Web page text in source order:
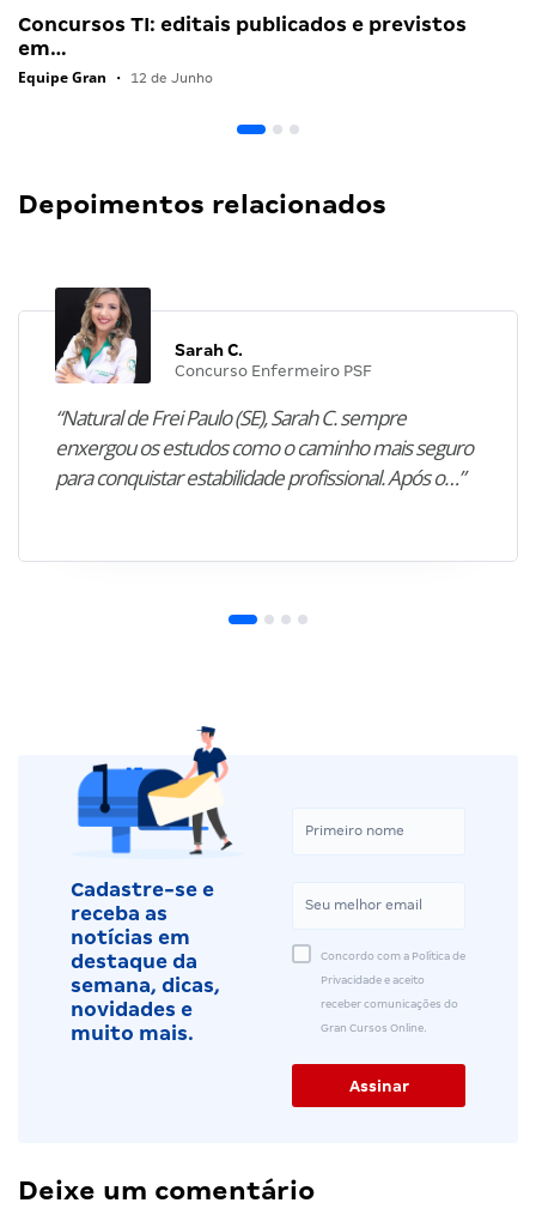
Concursos TI: editais publicados e previstos
em…
Equipe Gran • 12 de Junho
Depoimentos relacionados
Sarah C.
Concurso Enfermeiro PSF
“Natural de Frei Paulo (SE), Sarah C. sempre
enxergou os estudos como o caminho mais seguro
para conquistar estabilidade profissional. Após o…”
Cadastre-se e
receba as
notícias em
destaque da
semana, dicas,
novidades e
muito mais.
Concordo com a Política de
Privacidade e aceito
receber comunicações do
Gran Cursos Online.
Deixe um comentário